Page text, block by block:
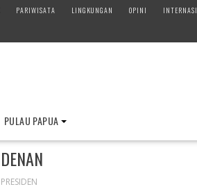
PARIWISATA LINGKUNGAN OPINI
PULAU PAPUA
PRESIDEN